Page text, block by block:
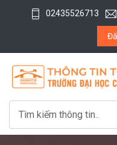
02435526713